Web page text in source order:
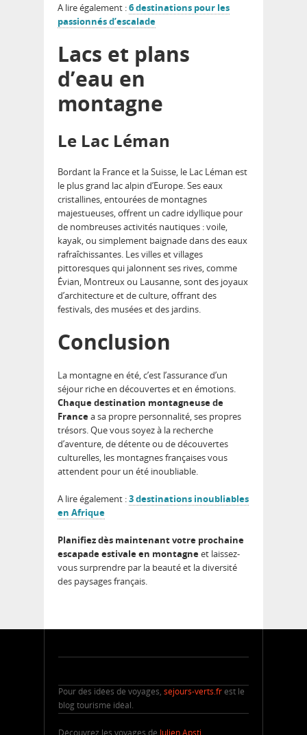
A lire également :6 destinations pour les
passionnés d’escalade
Lacs et plans
d’eau en
montagne
Le Lac Léman
Bordant la France et la Suisse, le Lac Léman est
le plus grand lac alpin d’Europe. Ses eaux
cristallines, entourées de montagnes
majestueuses, offrent un cadre idyllique pour
de nombreuses activités nautiques : voile,
kayak, ou simplement baignade dans des eaux
rafraîchissantes. Les villes et villages
pittoresques qui jalonnent ses rives, comme
Évian, Montreux ou Lausanne, sont des joyaux
d’architecture et de culture, offrant des
festivals, des musées et des jardins.
Conclusion
La montagne en été, c’est l’assurance d’un
séjour riche en découvertes et en émotions.
Chaque destination montagneuse de
Francea sa propre personnalité, ses propres
trésors. Que vous soyez à la recherche
d’aventure, de détente ou de découvertes
culturelles, les montagnes françaises vous
attendent pour un été inoubliable.
A lire également :3 destinations inoubliables
en Afrique
Planifiez dès maintenant votre prochaine
escapade estivale en montagneet laissez-
vous surprendre par la beauté et la diversité
des paysages français.
Pour des idées de voyages, sejours-verts.frest le
blog tourisme idéal.
Découvrez les voyages de Julien Apsti